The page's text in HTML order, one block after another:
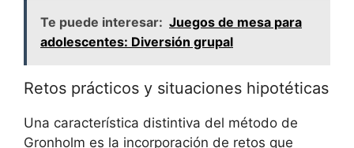
Te puede interesar: Juegos de mesa para
adolescentes: Diversión grupal
Retos prácticos y situaciones hipotéticas
Una característica distintiva del método de
Gronholm es la incorporación de retos que